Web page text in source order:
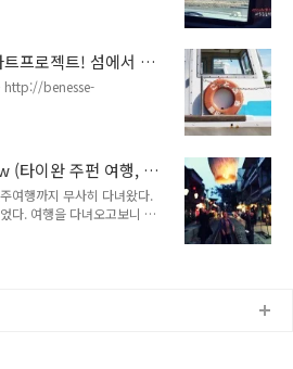
프로젝트! 섬에서 열
http://benesse-
타이완 주펀 여행, 랜
여행까지 무사히 다녀왔다.
다. 여행을 다녀오고보니 벌
특별한 계획없이 발길 닿는
타이페이 근교인 주펀에 가